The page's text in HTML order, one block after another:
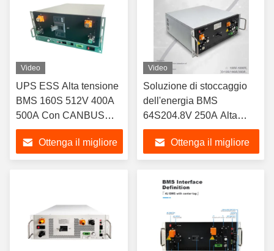
Video
UPS ESS Alta tensione
BMS 160S 512V 400A
500A Con CANBUS
RS485
Ottenga il migliore
Video
Soluzione di stoccaggio
dell'energia BMS
64S204.8V 250A Alta
tensione BMS GCE BMS
Per UPS ESS HV batterie
al litio Lifepo4 batteria
Ottenga il migliore